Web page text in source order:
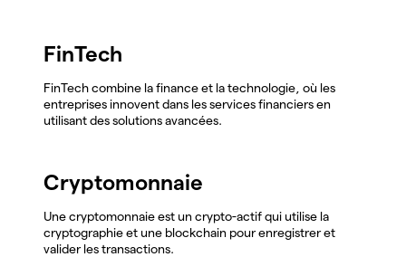
FinTech
FinTech combine la finance et la technologie, où les
entreprises innovent dans les services financiers en
utilisant des solutions avancées.
Cryptomonnaie
Une cryptomonnaie est un crypto-actif qui utilise la
cryptographie et une blockchain pour enregistrer et
valider les transactions.